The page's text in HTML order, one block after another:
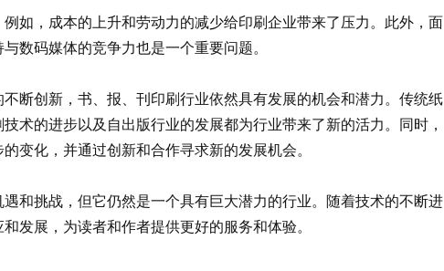
，成本的上升和劳动力的减少给印刷企业带来了压力。此外，面
数码媒体的竞争力也是一个重要问题。
创新，书、报、刊印刷行业依然具有发展的机会和潜力。传统纸
术的进步以及自出版行业的发展都为行业带来了新的活力。同时，
变化，并通过创新和合作寻求新的发展机会。
挑战，但它仍然是一个具有巨大潜力的行业。随着技术的不断进
发展，为读者和作者提供更好的服务和体验。